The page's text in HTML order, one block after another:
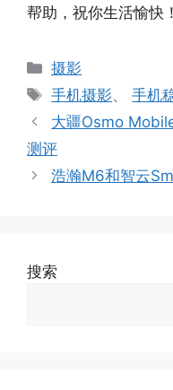
帮助，祝你生活愉快！
分
类
摄影
标
签
手机摄影、手机
大疆Osmo
测评
浩瀚M6和智云
搜索